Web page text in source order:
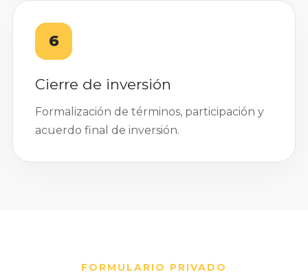
6
Cierre de inversión
Formalización de términos, participación y
acuerdo final de inversión.
FORMULARIO PRIVADO